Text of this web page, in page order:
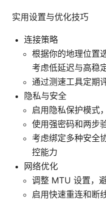
实用设置与优化技巧
连接策略
根据你的地理位置
考虑低延迟与高稳
通过测速工具定期
隐私与安全
启用隐私保护模式
使用强密码和两步
考虑绑定多种安全
控能力
网络优化
调整 MTU 设置，
启用快速重连和断